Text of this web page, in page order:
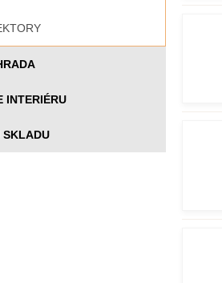
INTERIÉRU
SKLADU